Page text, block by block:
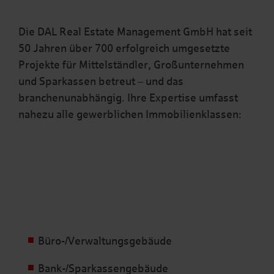
Die DAL Real Estate Management GmbH hat seit
50 Jahren über 700 erfolgreich umgesetzte
Projekte für Mittelständler, Großunternehmen
und Sparkassen betreut – und das
branchenunabhängig. Ihre Expertise umfasst
nahezu alle gewerblichen Immobilienklassen:
Büro-/Verwaltungsgebäude
Bank-/Sparkassengebäude